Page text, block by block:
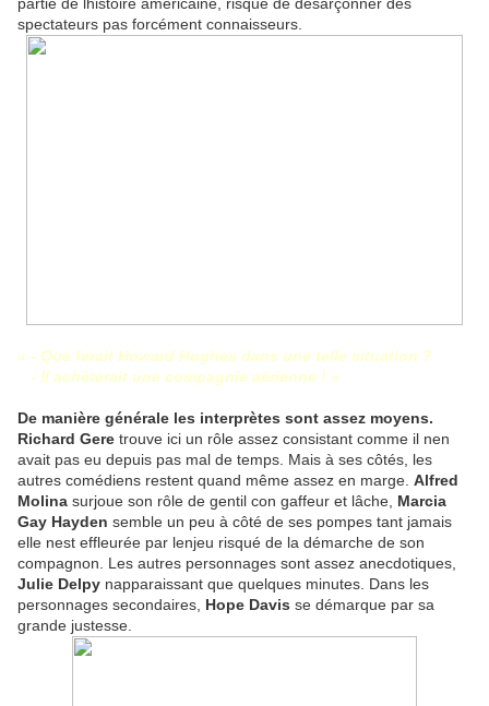
spectateurs pas forcément connaisseurs.
« - Que ferait Howard Hughes dans une telle situation ?
- Il achèterait une compagnie aérienne ! »
De manière générale les interprètes sont assez moyens.
Richard Gere trouve ici un rôle assez consistant comme il nen
avait pas eu depuis pas mal de temps. Mais à ses côtés, les
autres comédiens restent quand même assez en marge. Alfred
Molina surjoue son rôle de gentil con gaffeur et lâche, Marcia
Gay Hayden semble un peu à côté de ses pompes tant jamais
elle nest effleurée par lenjeu risqué de la démarche de son
compagnon. Les autres personnages sont assez anecdotiques,
Julie Delpy napparaissant que quelques minutes. Dans les
personnages secondaires, Hope Davis se démarque par sa
grande justesse.